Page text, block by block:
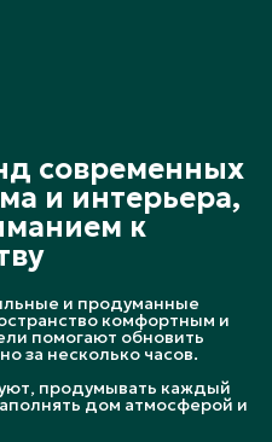
современных
и интерьера,
к
и продуманные
комфортным и
помогают обновить
за несколько часов.
продумывать каждый
дом атмосферой и